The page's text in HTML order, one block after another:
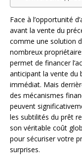
Face à l’opportunité
avant la vente du
comme une solution
nombreux
permet de financer
anticipant la vente du
immédiat. Mais
des mécanismes
peuvent
les subtilités du prêt
son véritable coût
pour sécuriser votre
surprises.